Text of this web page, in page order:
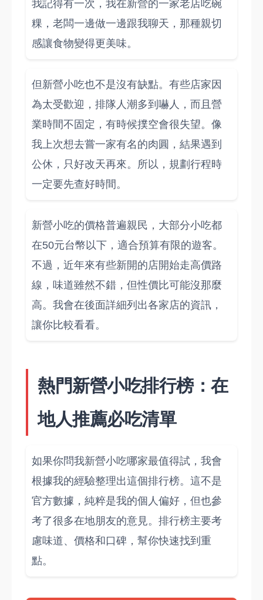
我記得有一次，我在新營的一家老店吃碗
粿，老闆一邊做一邊跟我聊天，那種親切
感讓食物變得更美味。
但新營小吃也不是沒有缺點。有些店家因
為太受歡迎，排隊人潮多到嚇人，而且營
業時間不固定，有時候撲空會很失望。像
我上次想去嘗一家有名的肉圓，結果遇到
公休，只好改天再來。所以，規劃行程時
一定要先查好時間。
新營小吃的價格普遍親民，大部分小吃都
在50元台幣以下，適合預算有限的遊客。
不過，近年來有些新開的店開始走高價路
線，味道雖然不錯，但性價比可能沒那麼
高。我會在後面詳細列出各家店的資訊，
讓你比較看看。
熱門新營小吃排行榜：在
地人推薦必吃清單
如果你問我新營小吃哪家最值得試，我會
根據我的經驗整理出這個排行榜。這不是
官方數據，純粹是我的個人偏好，但也參
考了很多在地朋友的意見。排行榜主要考
慮味道、價格和口碑，幫你快速找到重
點。